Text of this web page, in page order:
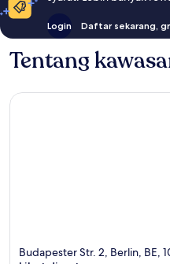
Login Daftar sekarang,
Tentang
Budapester Str. 2, Berlin, BE,